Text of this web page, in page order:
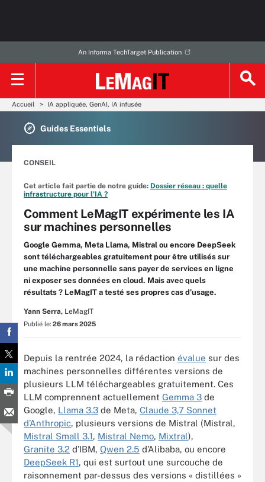
An Informa TechTarget Publication
Accueil IA appliquée, GenAI, IA infusée
Guides Essentiels
CONSEIL
Cet article fait partie de notre guide: Dossier réseau : quelle
infrastructure pour l’IA ?
Comment LeMagIT expérimente les IA
sur machines personnelles
Google Gemma, Meta Llama, Mistral ou encore DeepSeek
sont téléchargeables gratuitement pour être utilisés sur
une machine personnelle sans payer de services en ligne
ni exposer ses données en cloud. Mais avec quels
résultats ? LeMagIT a testé ses propres cas d’usage.
Yann Serra, LeMagIT
Publié le: 26 mars 2025
Depuis la rentrée 2024, la rédaction évalue sur des
machines personnelles différentes versions de
plusieurs LLM téléchargeables gratuitement. Ces
LLM comprennent actuellement Gemma 3 de
Google, Llama 3.3 de Meta, Claude 3,7 Sonnet
d’Anthropic, plusieurs versions de Mistral (Mistral,
Mistral Small 3.1, Mistral Nemo, Mixtral),
Granite 3.2 d’IBM, Qwen 2.5 d’Alibaba, ou encore
DeepSeek R1, qui est surtout une surcouche de
raisonnement par-dessus des versions « distillées »